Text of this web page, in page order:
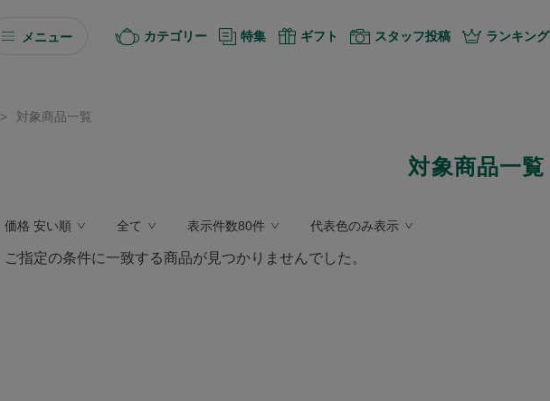
メニュー カテゴリー 特集 ギフト スタッフ投稿 ランキング
> 対象商品一覧
対象商品一覧
価格 安い順 全て 表示件数80件 代表色のみ表示
ご指定の条件に一致する商品が見つかりませんでした。